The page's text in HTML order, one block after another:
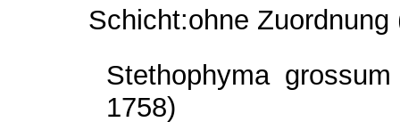
Schicht:ohne Zuordnung
Stethophyma
1758)